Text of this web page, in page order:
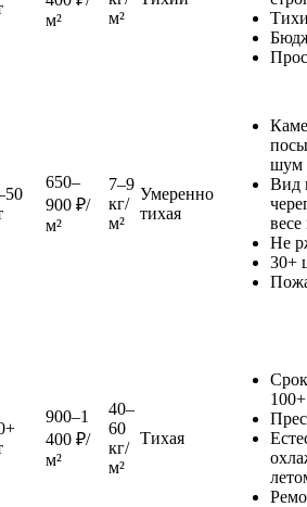
м²
м²
650–
900 ₽/
м²
7–9
кг/
м²
Умеренно
тихая
шум
Вид
весе
Не
30+
900–1
400 ₽/
м²
40–
60
кг/
м²
Тихая